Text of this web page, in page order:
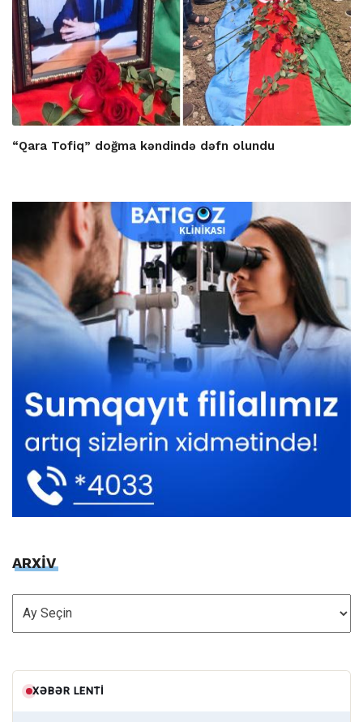
“Qara Tofiq” doğma kəndində dəfn olundu
ARXİV
ARXİV
XƏBƏR LENTI